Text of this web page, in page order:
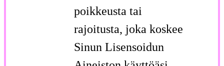
poikkeusta tai
rajoitusta, joka koskee
Sinun Lisensoidun